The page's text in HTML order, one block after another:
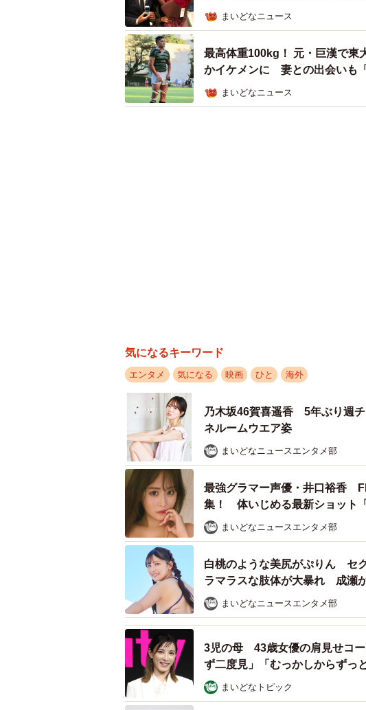
食べるな危険
ニコラス・ケイジ怪演炸裂の『ロングレッグス
ド・パーキンス監督が、またやった。
あるという仕掛けは自然な流れでした」
食べてはいけないチョ
便器の中にあるやつ
真夜中に目を覚ましたリズは、何かに憑りつか
まいどなニュース
最高体重100kg！ 元・巨漢で東
かイケメンに 妻との出会いも
まいどなニュース
気になるキーワード
エンタメ 気になる 映画 ひと 海外
乃木坂46賀喜遥香 5年ぶり週
ネルームウエア姿
まいどなニュースエンタメ部
最強グラマー声優・井口裕香
集！ 体いじめる最新ショット
「いくつになっても理想の身体
まいどなニュースエンタメ部
白桃のような美尻がぷりん セ
ラマラスな肢体が大暴れ 成瀬
まいどなニュースエンタメ部
3児の母 43歳女優の肩見せコ
ず二度見」「むっかしからずっ
まいどなトピック